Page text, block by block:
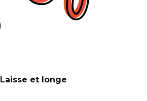
Laisse et longe